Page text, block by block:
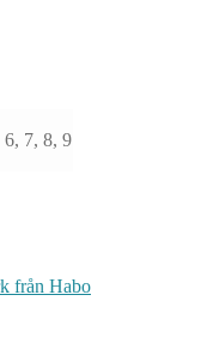
7, 8, 9
från Habo